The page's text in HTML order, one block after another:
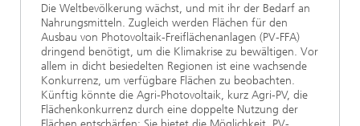
Die Weltbevölkerung wächst, und mit ihr der Bedarf an
Nahrungsmitteln. Zugleich werden Flächen für den
Ausbau von Photovoltaik-Freiflächenanlagen (PV-FFA)
dringend benötigt, um die Klimakrise zu bewältigen. Vor
allem in dicht besiedelten Regionen ist eine wachsende
Konkurrenz, um verfügbare Flächen zu beobachten.
Künftig könnte die Agri-Photovoltaik, kurz Agri-PV, die
Flächenkonkurrenz durch eine doppelte Nutzung der